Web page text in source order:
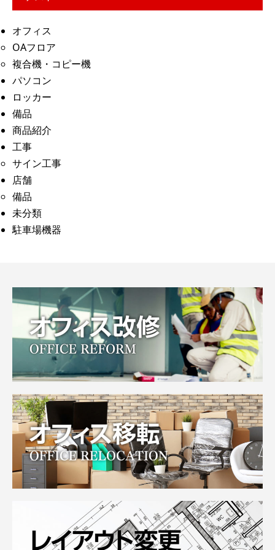
オフィス
OAフロア
複合機・コピー機
パソコン
ロッカー
備品
商品紹介
工事
サイン工事
店舗
備品
未分類
駐車場機器